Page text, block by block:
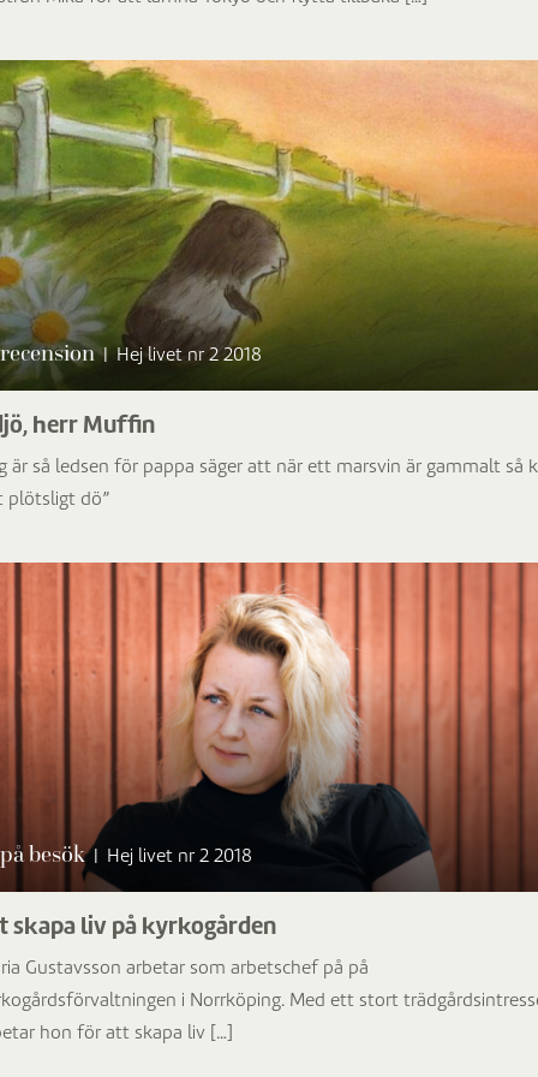
recension | Hej livet nr 2 2018
herr Muffin
är så ledsen för pappa säger att när ett marsvin är gammalt så
plötsligt dö”
på besök | Hej livet nr 2 2018
skapa liv på kyrkogården
Gustavsson arbetar som arbetschef på på
i Norrköping. Med ett stort
hon för att skapa liv […]